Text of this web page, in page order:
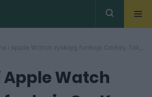
iPhone i Apple Watch zyskają funkcję CarKey. Tak, to będzie cyfrowy kluczyk
Apple Watch